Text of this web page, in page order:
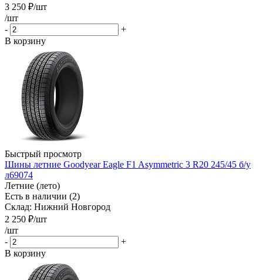
3 250 ₽/шт
/шт
-
+
В корзину
Быстрый просмотр
Шины летние Goodyear Eagle F1 Asymmetric 3 R20 245/45 б/у
л69074
Летние (лето)
Есть в наличии (2)
Склад: Нижний Новгород
2 250 ₽/шт
/шт
-
+
В корзину